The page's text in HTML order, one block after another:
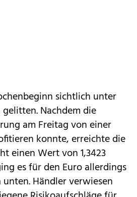
sichtlich unter
Nachdem die
am Freitag von einer
konnte, erreichte die
einen Wert von 1,3423
es für den Euro allerdings
Händler verwiesen